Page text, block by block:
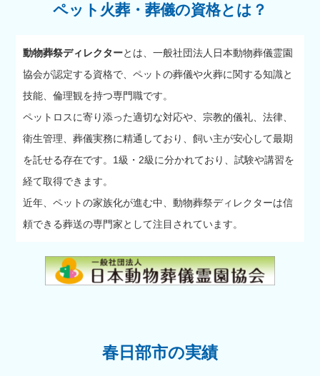
ペット火葬・葬儀の資格とは？
動物葬祭ディレクターとは、一般社団法人日本動物葬儀霊園
協会が認定する資格で、ペットの葬儀や火葬に関する知識と
技能、倫理観を持つ専門職です。
ペットロスに寄り添った適切な対応や、宗教的儀礼、法律、
衛生管理、葬儀実務に精通しており、飼い主が安心して最期
を託せる存在です。1級・2級に分かれており、試験や講習を
経て取得できます。
近年、ペットの家族化が進む中、動物葬祭ディレクターは信
頼できる葬送の専門家として注目されています。
春日部市の実績